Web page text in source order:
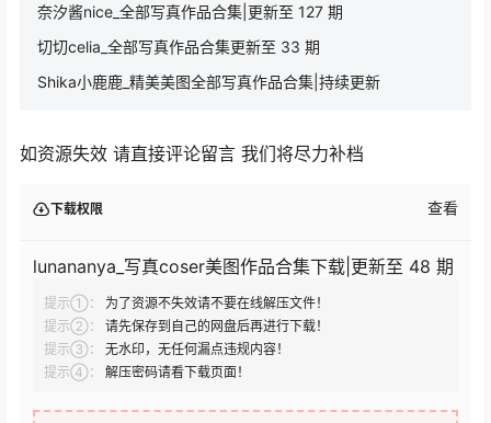
奈汐酱nice_全部写真作品合集|更新至 127 期
切切celia_全部写真作品合集更新至 33 期
Shika小鹿鹿_精美美图全部写真作品合集|持续更新
如资源失效 请直接评论留言 我们将尽力补档
下载权限 查看
lunananya_写真coser美图作品合集下载|更新至 48 期
提示①：
为了资源不失效请不要在线解压文件！
提示②：
请先保存到自己的网盘后再进行下载！
提示③：
无水印，无任何漏点违规内容！
提示④：
解压密码请看下载页面！